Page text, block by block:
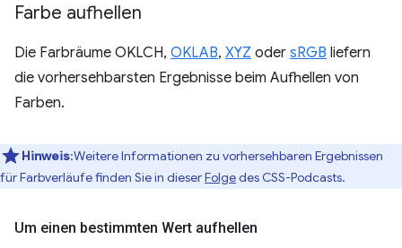
Farbe aufhellen
Die Farbräume OKLCH, OKLAB, XYZ oder sRGB liefern
die vorhersehbarsten Ergebnisse beim Aufhellen von
Farben.
Hinweis:Weitere Informationen zu vorhersehbaren Ergebnissen
für Farbverläufe finden Sie in dieserFolgedes CSS-Podcasts.
Um einen bestimmten Wert aufhellen